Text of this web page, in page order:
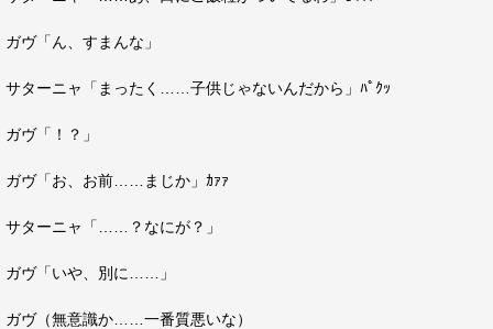
ガヴ「ん、すまんな」
サターニャ「まったく……子供じゃないんだから」ﾊﾟｸｯ
ガヴ「！？」
ガヴ「お、お前……まじか」ｶｧｧ
サターニャ「……？なにが？」
ガヴ「いや、別に……」
ガヴ（無意識か……一番質悪いな）